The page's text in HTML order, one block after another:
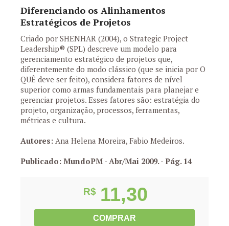
Diferenciando os Alinhamentos
Estratégicos de Projetos
Criado por SHENHAR (2004), o Strategic Project
Leadership® (SPL) descreve um modelo para
gerenciamento estratégico de projetos que,
diferentemente do modo clássico (que se inicia por O
QUÊ deve ser feito), considera fatores de nível
superior como armas fundamentais para planejar e
gerenciar projetos. Esses fatores são: estratégia do
projeto, organização, processos, ferramentas,
métricas e cultura.
Autores: Ana Helena Moreira, Fabio Medeiros.
Publicado: MundoPM - Abr/Mai 2009.- Pág. 14
R$ 11,30
COMPRAR